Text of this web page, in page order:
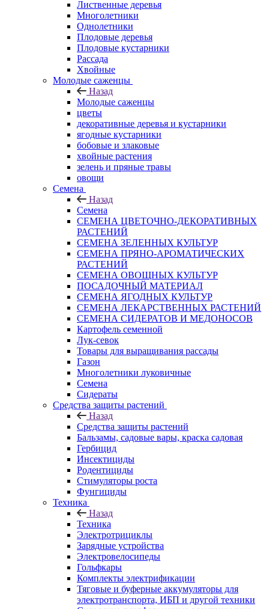
Лиственные деревья
Многолетники
Однолетники
Плодовые деревья
Плодовые кустарники
Рассада
Хвойные
Молодые саженцы
Назад
Молодые саженцы
цветы
декоративные деревья и кустарники
ягодные кустарники
бобовые и злаковые
хвойные растения
зелень и пряные травы
овощи
Семена
Назад
Семена
СЕМЕНА ЦВЕТОЧНО-ДЕКОРАТИВНЫХ
РАСТЕНИЙ
СЕМЕНА ЗЕЛЕННЫХ КУЛЬТУР
СЕМЕНА ПРЯНО-АРОМАТИЧЕСКИХ
РАСТЕНИЙ
СЕМЕНА ОВОЩНЫХ КУЛЬТУР
ПОСАДОЧНЫЙ МАТЕРИАЛ
СЕМЕНА ЯГОДНЫХ КУЛЬТУР
СЕМЕНА ЛЕКАРСТВЕННЫХ РАСТЕНИЙ
СЕМЕНА СИДЕРАТОВ И МЕДОНОСОВ
Картофель семенной
Лук-севок
Товары для выращивания рассады
Газон
Многолетники луковичные
Семена
Сидераты
Средства защиты растений
Назад
Средства защиты растений
Бальзамы, садовые вары, краска садовая
Гербицид
Инсектициды
Родентициды
Стимуляторы роста
Фунгициды
Техника
Назад
Техника
Электротрициклы
Зарядные устройства
Электровелосипеды
Гольфкары
Комплекты электрификации
Тяговые и буферные аккумуляторы для
электротранспорта, ИБП и другой техники